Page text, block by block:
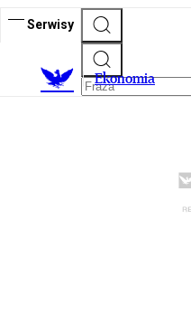
Serwisy
Ekonomia